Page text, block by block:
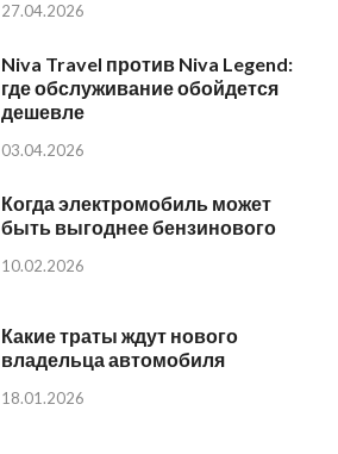
27.04.2026
Niva Travel против Niva Legend:
где обслуживание обойдется
дешевле
03.04.2026
Когда электромобиль может
быть выгоднее бензинового
10.02.2026
Какие траты ждут нового
владельца автомобиля
18.01.2026